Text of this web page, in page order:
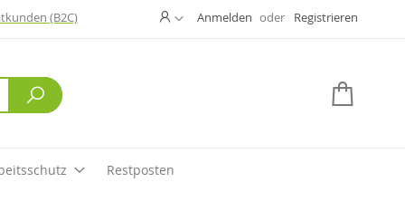
(B2C) ÄndernAnmelden Registrieren
Suche
Restposten